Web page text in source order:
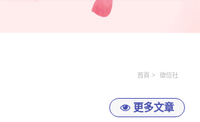
首頁 徵信社
更多文章